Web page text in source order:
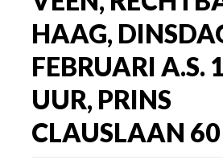
HAAG,
FEBRUARI A.S.
UUR, PRINS
CLAUSLAAN 60